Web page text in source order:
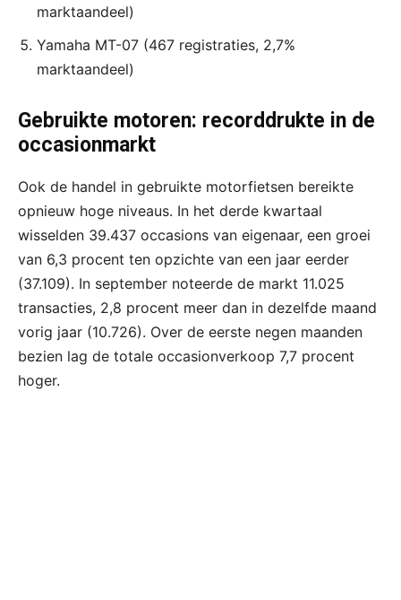
marktaandeel)
Yamaha MT-07 (467 registraties, 2,7%
marktaandeel)
Gebruikte motoren: recorddrukte in de
occasionmarkt
Ook de handel in gebruikte motorfietsen bereikte
opnieuw hoge niveaus. In het derde kwartaal
wisselden 39.437 occasions van eigenaar, een groei
van 6,3 procent ten opzichte van een jaar eerder
(37.109). In september noteerde de markt 11.025
transacties, 2,8 procent meer dan in dezelfde maand
vorig jaar (10.726). Over de eerste negen maanden
bezien lag de totale occasionverkoop 7,7 procent
hoger.